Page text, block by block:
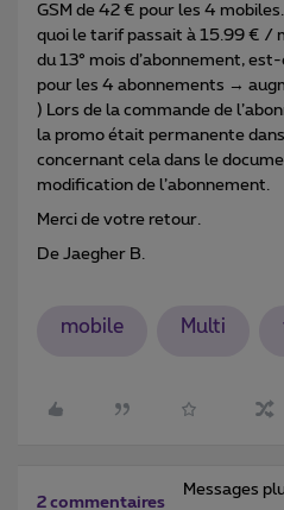
GSM de 42 € pour les 4
quoi le tarif passait à 15.99 € /
du 13° mois d’abonnement,
pour les 4 abonnements →
) Lors de la commande de
la promo était permanente
concernant cela dans le
modification de l’abonnement.
Merci de votre retour.
De Jaegher B.
mobile Multi
2 commentaires
Messages